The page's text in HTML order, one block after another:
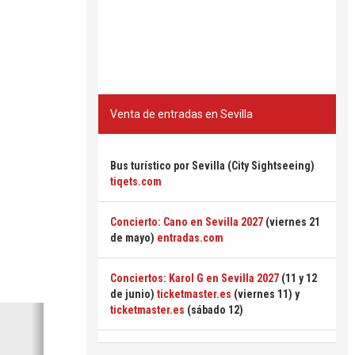
Venta de entradas en Sevilla
Bus turístico por Sevilla (City Sightseeing)
tiqets.com
Concierto: Cano en Sevilla 2027 (viernes 21
de mayo) entradas.com
Conciertos: Karol G en Sevilla 2027 (11 y 12
de junio) ticketmaster.es (viernes 11) y
ticketmaster.es (sábado 12)